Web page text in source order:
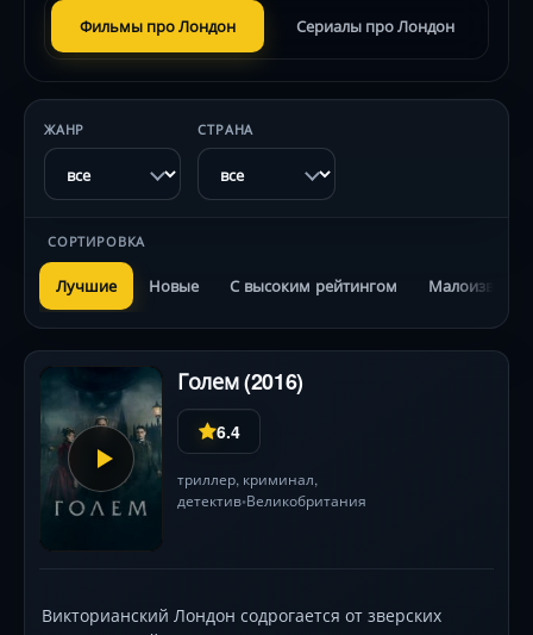
Фильмы про Лондон Сериалы про Лондон
ЖАНР СТРАНА
СОРТИРОВКА
Лучшие Новые С высоким рейтингом
Голем (2016)
6.4
триллер, криминал,
детектив•Великобритания
Викторианский Лондон содрогается от зверских